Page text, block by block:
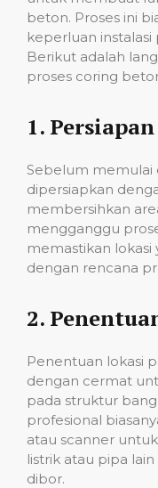
beton. Proses ini
keperluan instalasi
Berikut adalah
proses coring
1.
Sebelum memulai
dipersiapkan
membersihkan
mengganggu
memastikan lokasi
dengan rencana
2.
Penentuan lokasi
dengan cermat
pada struktur
profesional
atau scanner
listrik atau pipa
dibor.